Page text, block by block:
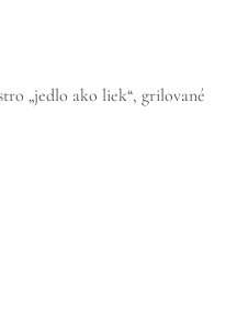
„jedlo ako liek“, grilované